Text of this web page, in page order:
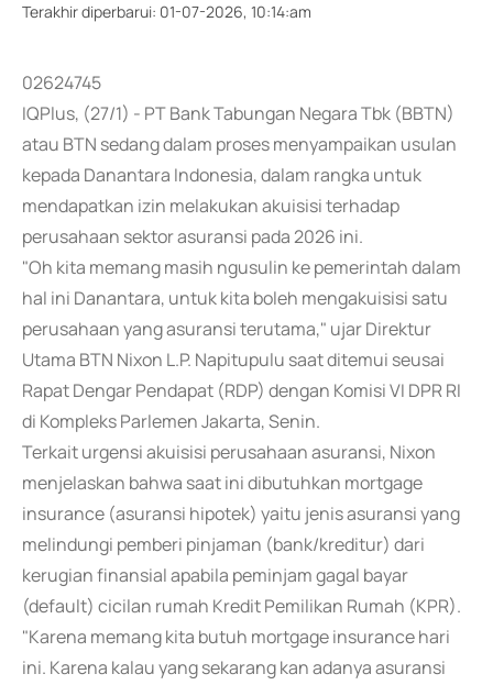
Terakhir diperbarui: 01-07-2026, 10:14:am
02624745
IQPlus, (27/1) - PT Bank Tabungan Negara Tbk (BBTN)
atau BTN sedang dalam proses menyampaikan usulan
kepada Danantara Indonesia, dalam rangka untuk
mendapatkan izin melakukan akuisisi terhadap
perusahaan sektor asuransi pada 2026 ini.
"Oh kita memang masih ngusulin ke pemerintah dalam
hal ini Danantara, untuk kita boleh mengakuisisi satu
perusahaan yang asuransi terutama," ujar Direktur
Utama BTN Nixon L.P. Napitupulu saat ditemui seusai
Rapat Dengar Pendapat (RDP) dengan Komisi VI DPR RI
di Kompleks Parlemen Jakarta, Senin.
Terkait urgensi akuisisi perusahaan asuransi, Nixon
menjelaskan bahwa saat ini dibutuhkan mortgage
insurance (asuransi hipotek) yaitu jenis asuransi yang
melindungi pemberi pinjaman (bank/kreditur) dari
kerugian finansial apabila peminjam gagal bayar
(default) cicilan rumah Kredit Pemilikan Rumah (KPR).
"Karena memang kita butuh mortgage insurance hari
ini. Karena kalau yang sekarang kan adanya asuransi